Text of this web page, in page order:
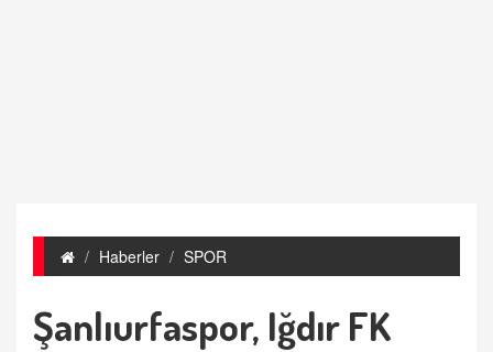
Haberler SPOR
Şanlıurfaspor, Iğdır FK